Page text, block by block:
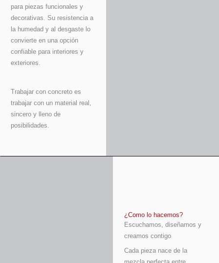
para piezas funcionales y
decorativas. Su resistencia a
la humedad y al desgaste lo
convierte en una opción
confiable para interiores y
exteriores.
Trabajar con concreto es
trabajar con un material real,
sincero y lleno de
posibilidades.
¿Como lo hacemos?
Escuchamos, diseñamos y
creamos contigo
Cada pieza nace de la